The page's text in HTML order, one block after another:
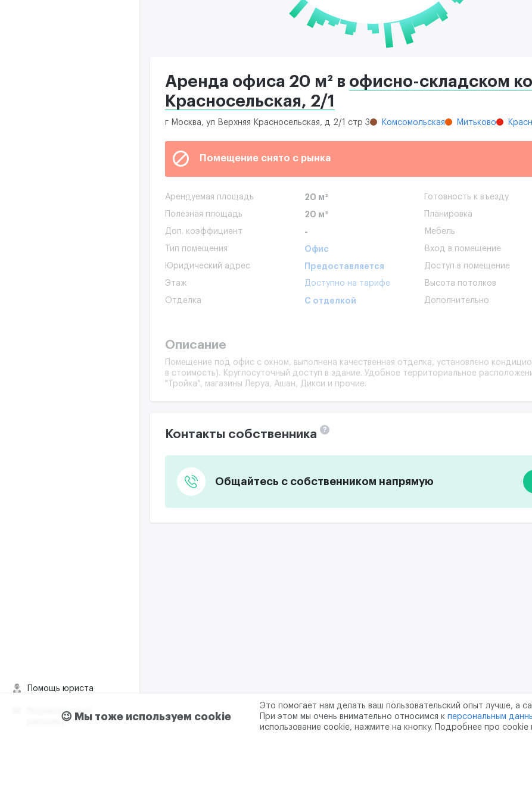
Помощь юриста
Подписаться на
рассылку
Аренда офиса 20 м² в офисно-складском
Красносельская, 2/1
г Москва, ул Верхняя Красносельская, д 2/1 стр 3 Комсомольская Митьково
Помещение снято с рынка
Арендуемая площадь 20 м²
Полезная площадь 20 м²
Доп. коэффициент -
Тип помещения Офис
Юридический адрес Предоставляется
Этаж Доступно на тарифе
Отделка С отделкой
Готовность к въезду
Планировка
Мебель
Вход в помещение
Доступ в помещение
Высота потолков
Дополнительно
Описание
Помещение под офис с окном, выполнена качественная отделка, установлено
в стоимость). Круглосуточный доступ в здание. Удобное территориальное
"Тройка", магазины Леруа, Ашан, Дикси и прочие.
Контакты собственника ?
Общайтесь с собственником напрямую
😉 Мы тоже используем cookie
Это помогает нам делать ваш пользовательский опыт лучше, а
При этом мы очень внимательно относимся к персональным
использование cookie, нажмите на кнопку. Подробнее про cookie